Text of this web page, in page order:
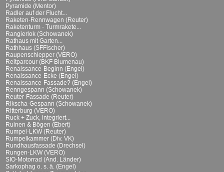
Pyramide (Mentor)
Radler auf der Flucht...
Raketen-Rennwagen (Reuter)
Raketenturm - Turmrakete...
Rangierlok (Schowanek)
Rathaus mit Garten...
Rathhaus (SFFischer)
Raupenschlepper (VERO)
Reitparcour (BKF Blumenau)
Renaissance-Beginn (Engel)
Renaissance-Ecke (Engel)
Renaissance-Fassade? (Engel)
Renngespann (Schowanek)
Reuter-Fassade (Reuter)
Rikscha-Gespann (Schowanek)
Ritterburg (VERO)
Ruck + Zuck, integriert...
Ruinen & Bögen (Ebert)
Rumpel-LKW (Reuter)
Rumpelkammer (Div. VK)
Rundhausfassade (Drechsel)
Rungen-LKW (VERO)
SIO-Motorrad (And. Länder)
Sarkophag o. s. ä. (Engel)